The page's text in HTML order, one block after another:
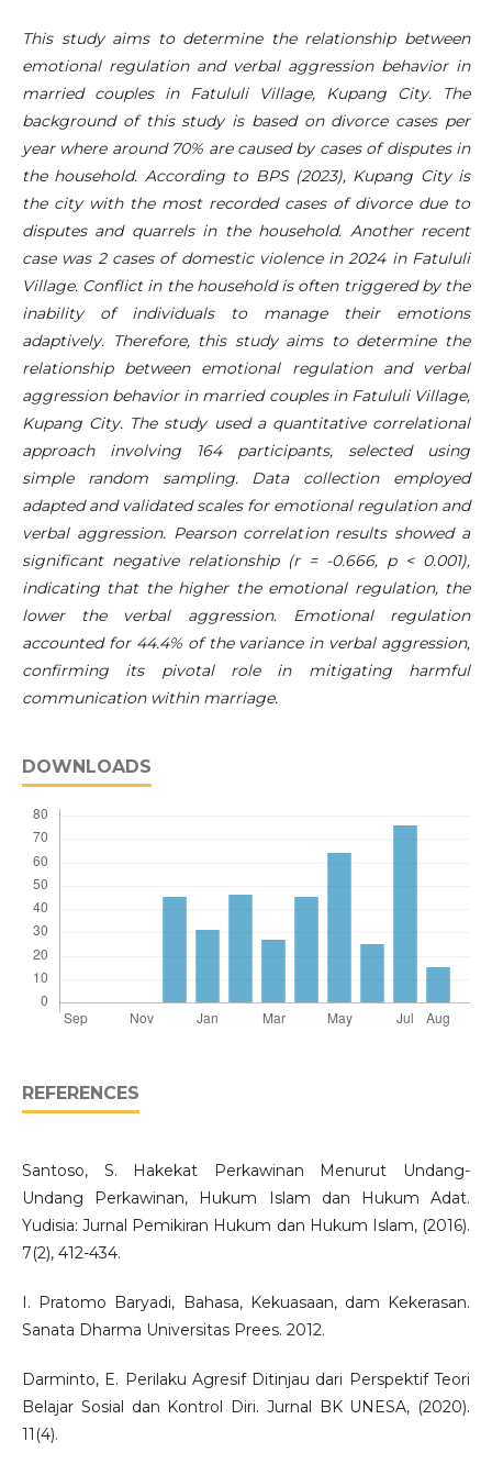
This study aims to determine the relationship between
emotional regulation and verbal aggression behavior in
married couples in Fatululi Village, Kupang City. The
background of this study is based on divorce cases per
year where around 70% are caused by cases of disputes in
the household. According to BPS (2023), Kupang City is
the city with the most recorded cases of divorce due to
disputes and quarrels in the household. Another recent
case was 2 cases of domestic violence in 2024 in Fatululi
Village. Conflict in the household is often triggered by the
inability of individuals to manage their emotions
adaptively. Therefore, this study aims to determine the
relationship between emotional regulation and verbal
aggression behavior in married couples in Fatululi Village,
Kupang City. The study used a quantitative correlational
approach involving 164 participants, selected using
simple random sampling. Data collection employed
adapted and validated scales for emotional regulation and
verbal aggression. Pearson correlation results showed a
significant negative relationship (r = -0.666, p < 0.001),
indicating that the higher the emotional regulation, the
lower the verbal aggression. Emotional regulation
accounted for 44.4% of the variance in verbal aggression,
confirming its pivotal role in mitigating harmful
communication within marriage.
DOWNLOADS
REFERENCES
Santoso, S. Hakekat Perkawinan Menurut Undang-
Undang Perkawinan, Hukum Islam dan Hukum Adat.
Yudisia: Jurnal Pemikiran Hukum dan Hukum Islam, (2016).
7(2), 412-434.
I. Pratomo Baryadi, Bahasa, Kekuasaan, dam Kekerasan.
Sanata Dharma Universitas Prees. 2012.
Darminto, E. Perilaku Agresif Ditinjau dari Perspektif Teori
Belajar Sosial dan Kontrol Diri. Jurnal BK UNESA, (2020).
11(4).